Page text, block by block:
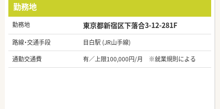
勤務地
勤務地 東京都新宿区下落合3-12-281F
路線・交通手段
目白駅 (JR山手線)
通勤交通費
有／上限100,000円/月 ※就業規則による